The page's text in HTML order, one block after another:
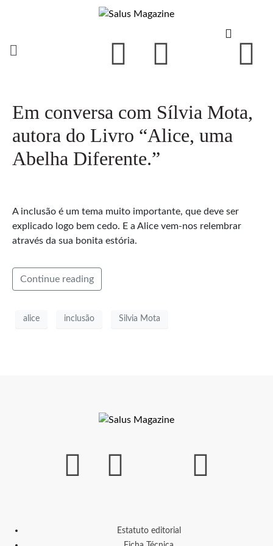
Em conversa com Sílvia Mota,
autora do Livro “Alice, uma
Abelha Diferente.”
A inclusão é um tema muito importante, que deve ser
explicado logo bem cedo. E a Alice vem-nos relembrar
através da sua bonita estória.
Continue reading
alice inclusão Silvia Mota
Estatuto editorial